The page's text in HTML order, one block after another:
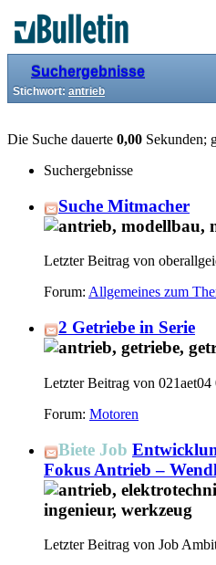
Suchergebnisse
Stichwort: antrieb
Die Suche dauerte 0,00 Sekunden;
Suchergebnisse
Suche Mitmacher
Letzter Beitrag von
Forum: Allgemeines zum
2 Getriebe in Serie
Letzter Beitrag von 021aet04
Forum: Motoren
Biete Job
Fokus Antrieb –
Letzter Beitrag von Job